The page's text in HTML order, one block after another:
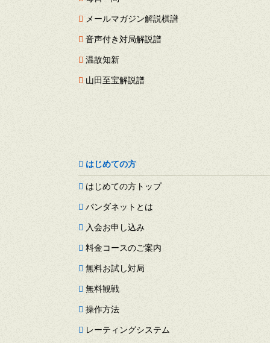
メールマガジン解説棋譜
音声付き対局解説譜
温故知新
山田至宝解説譜
はじめての方
はじめての方トップ
パンダネットとは
入会お申し込み
料金コースのご案内
無料お試し対局
無料観戦
操作方法
レーティングシステム